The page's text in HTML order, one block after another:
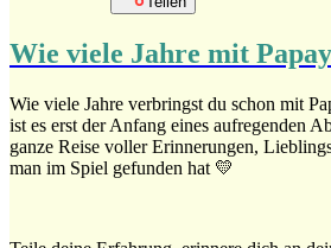
Wie viele Jahre mit
Wie viele Jahre verbringst du schon mit
ist es erst der Anfang eines aufregenden
ganze Reise voller Erinnerungen,
man im Spiel gefunden hat 💛